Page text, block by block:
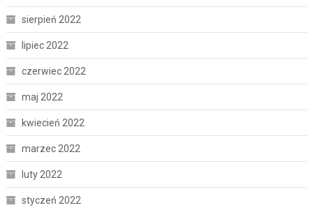
sierpień 2022
lipiec 2022
czerwiec 2022
maj 2022
kwiecień 2022
marzec 2022
luty 2022
styczeń 2022